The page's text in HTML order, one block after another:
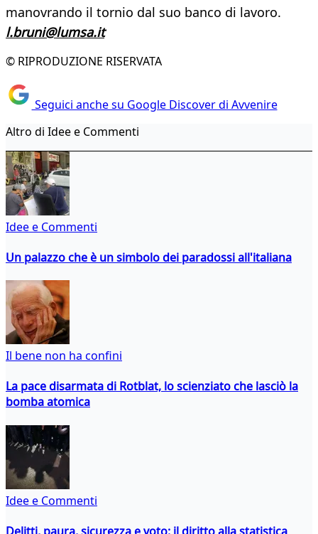
manovrando il tornio dal suo banco di lavoro.
l.bruni@lumsa.it
© RIPRODUZIONE RISERVATA
Seguici anche su Google Discover di Avvenire
Altro di Idee e Commenti
Idee e Commenti
Un palazzo che è un simbolo dei paradossi all'italiana
Il bene non ha confini
La pace disarmata di Rotblat, lo scienziato che lasciò la
bomba atomica
Idee e Commenti